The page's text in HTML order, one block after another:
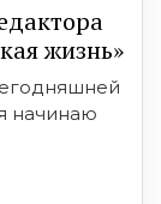
жизнь»
начинаю